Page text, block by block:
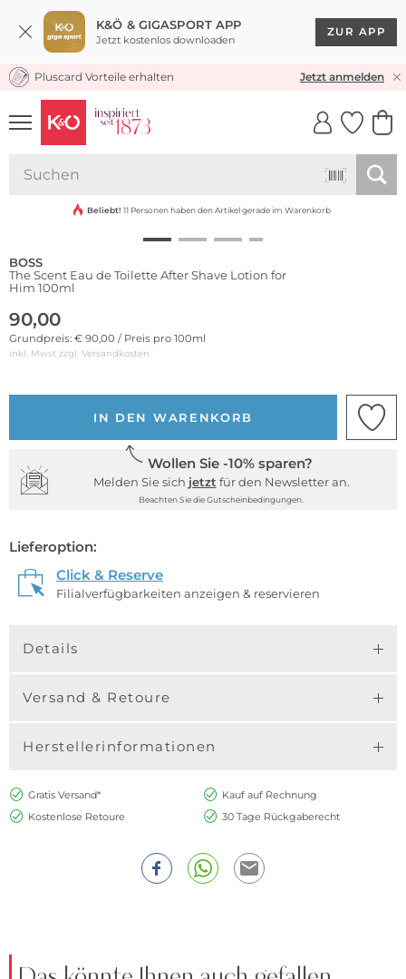
K&Ö & GIGASPORT APP
Jetzt kostenlos downloaden
ZUR APP
KOSTENLOSER VERSAND* & RÜCKVERSAND
Pluscard Vorteile erhalten Jetzt anmelden
UNSERE APP
CLICK &
Beliebt! 11 Personen haben den Artikel gerade im Warenkorb
BOSS
The Scent Eau de Toilette After Shave Lotion for
Him 100ml
90,00
Grundpreis: € 90,00 / Preis pro 100ml
inkl. Mwst zzgl. Versandkosten
IN DEN WARENKORB
Wollen Sie -10% sparen?
Melden Sie sich jetzt für den Newsletter an.
Beachten Sie die Gutscheinbedingungen.
Lieferoption:
Click & Reserve
Filialverfügbarkeiten anzeigen & reservieren
Details
Versand & Retoure
Herstellerinformationen
Gratis Versand*
Kauf auf Rechnung
Kostenlose Retoure
30 Tage Rückgaberecht